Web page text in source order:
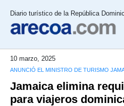
Diario turístico de la República
10 marzo, 2025
ANUNCIÓ EL MINISTRO DE TURISMO
Jamaica elimina
para viajeros